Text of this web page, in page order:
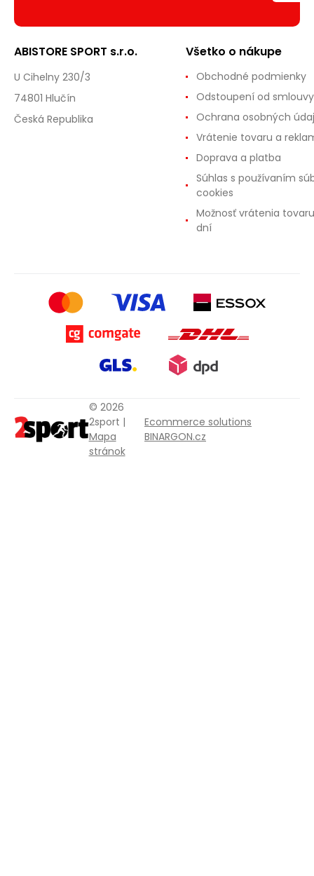
ABISTORE SPORT s.r.o.
U Cihelny 230/3
74801 Hlučín
Česká Republika
Všetko o nákupe
Obchodné podmienky
Odstoupení od smlouvy
Ochrana osobných
Vrátenie tovaru a
Doprava a platba
Súhlas s používaním
cookies
Možnosť vrátenia
dní
© 2026
2sport |
Mapa
stránok
Ecommerce solutions
BINARGON.cz